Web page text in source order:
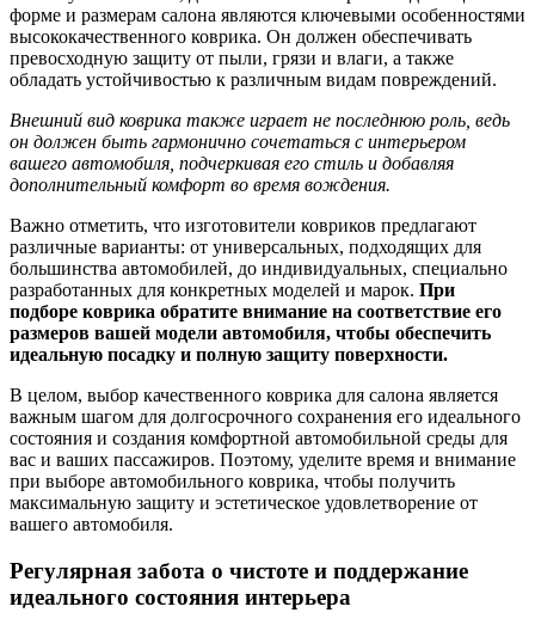
форме и размерам салона являются ключевыми особенностями
высококачественного коврика. Он должен обеспечивать
превосходную защиту от пыли, грязи и влаги, а также
обладать устойчивостью к различным видам повреждений.
Внешний вид коврика также играет не последнюю роль, ведь
он должен быть гармонично сочетаться с интерьером
вашего автомобиля, подчеркивая его стиль и добавляя
дополнительный комфорт во время вождения.
Важно отметить, что изготовители ковриков предлагают
различные варианты: от универсальных, подходящих для
большинства автомобилей, до индивидуальных, специально
разработанных для конкретных моделей и марок. При
подборе коврика обратите внимание на соответствие его
размеров вашей модели автомобиля, чтобы обеспечить
идеальную посадку и полную защиту поверхности.
В целом, выбор качественного коврика для салона является
важным шагом для долгосрочного сохранения его идеального
состояния и создания комфортной автомобильной среды для
вас и ваших пассажиров. Поэтому, уделите время и внимание
при выборе автомобильного коврика, чтобы получить
максимальную защиту и эстетическое удовлетворение от
вашего автомобиля.
Регулярная забота о чистоте и поддержание
идеального состояния интерьера